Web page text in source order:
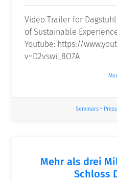
Video Trailer for
of Sustainable
Youtube: https://
v=D2vswi_8O7A
Seminars •
Mehr als drei
Schloss